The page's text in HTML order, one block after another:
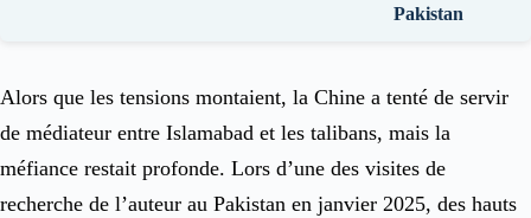
Pakistan
Alors que les tensions montaient, la Chine a tenté de servir
de médiateur entre Islamabad et les talibans, mais la
méfiance restait profonde. Lors d’une des visites de
recherche de l’auteur au Pakistan en janvier 2025, des hauts